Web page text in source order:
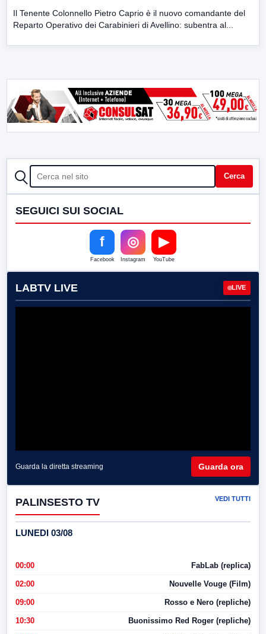
Il Tenente Colonnello Pietro Caprio è il nuovo comandante del
Reparto Operativo dei Carabinieri di Avellino: subentra al...
CERCA Cerca
SEGUICI SUI SOCIAL
f
Facebook
◎
Instagram
▶
YouTube
LABTV LIVE LIVE
Guarda la diretta streaming Guarda ora
PALINSESTO TV VEDI TUTTI
LUNEDI 03/08
00:00 FabLab (replica)
02:00 Nouvelle Vouge (Film)
09:00 Rosso e Nero (repliche)
10:30 Buonissimo Red Roger (repliche)